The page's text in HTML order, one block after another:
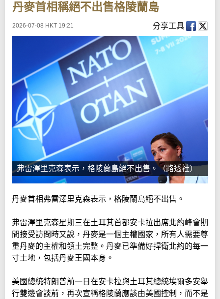
丹麥首相稱絕不出售格陵蘭島
2026-07-08 HKT 19:21 分享工具
弗雷澤里克森表示，格陵蘭島絕不出售。（路透社）
丹麥首相弗雷澤里克森表示，格陵蘭島絕不出售。
弗雷澤里克森星期三在土耳其首都安卡拉出席北約峰會期
間接受訪問時又說，丹麥是一個主權國家，所有人需要尊
重丹麥的主權和領土完整。丹麥已準備好捍衛北約的每一
寸土地，包括丹麥王國本身。
美國總統特朗普前一日在安卡拉與土耳其總統埃爾多安舉
行雙邊會談前，再次宣稱格陵蘭應該由美國控制，而不是